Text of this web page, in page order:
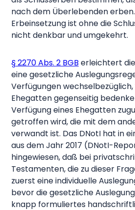
nach dem Überlebenden
Erbeinsetzung ist ohne die
nicht denkbar und umgekehrt.
§ 2270 Abs. 2 BGB erleichtert
eine gesetzliche
Verfügungen
Ehegatten gegenseitig
Verfügung eines Ehegatten
getroffen wird, die mit dem
verwandt ist. Das DNotI hat in
aus dem Jahr 2017 (DNotI-
hingewiesen, daß bei
Testamenten, die zu dieser
zuerst eine individuelle
bevor die gesetzliche
knapp formuliertes